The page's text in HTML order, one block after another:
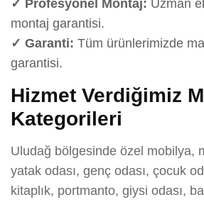
✓ Profesyonel Montaj: Uzman
montaj garantisi.
✓ Garanti: Tüm ürünlerimizde
garantisi.
Hizmet Verdiğimiz
Kategorileri
Uludağ bölgesinde özel mobilya,
yatak odası, genç odası, çocuk
kitaplık, portmanto, giysi odası,